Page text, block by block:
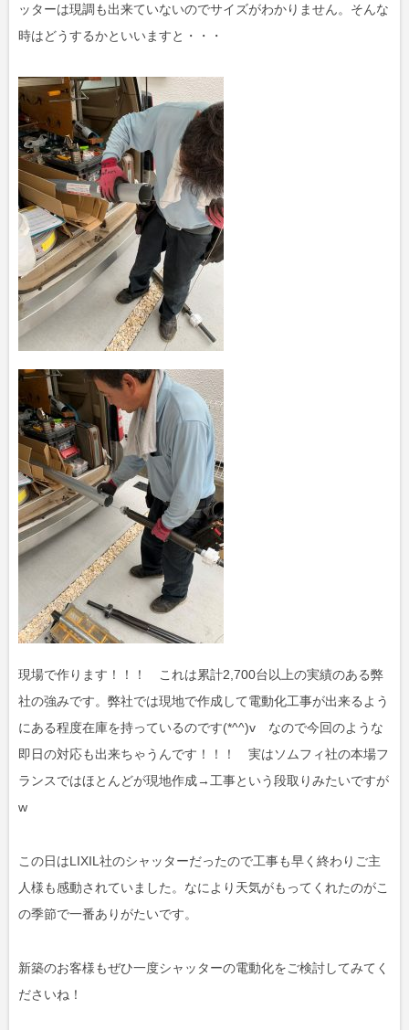
ッターは現調も出来ていないのでサイズがわかりません。そんな
時はどうするかといいますと・・・
現場で作ります！！！ これは累計2,700台以上の実績のある弊
社の強みです。弊社では現地で作成して電動化工事が出来るよう
にある程度在庫を持っているのです(*^^)v なので今回のような
即日の対応も出来ちゃうんです！！！ 実はソムフィ社の本場フ
ランスではほとんどが現地作成→工事という段取りみたいですが
w
この日はLIXIL社のシャッターだったので工事も早く終わりご主
人様も感動されていました。なにより天気がもってくれたのがこ
の季節で一番ありがたいです。
新築のお客様もぜひ一度シャッターの電動化をご検討してみてく
ださいね！